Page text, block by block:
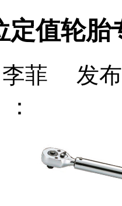
定值轮胎
李菲 发